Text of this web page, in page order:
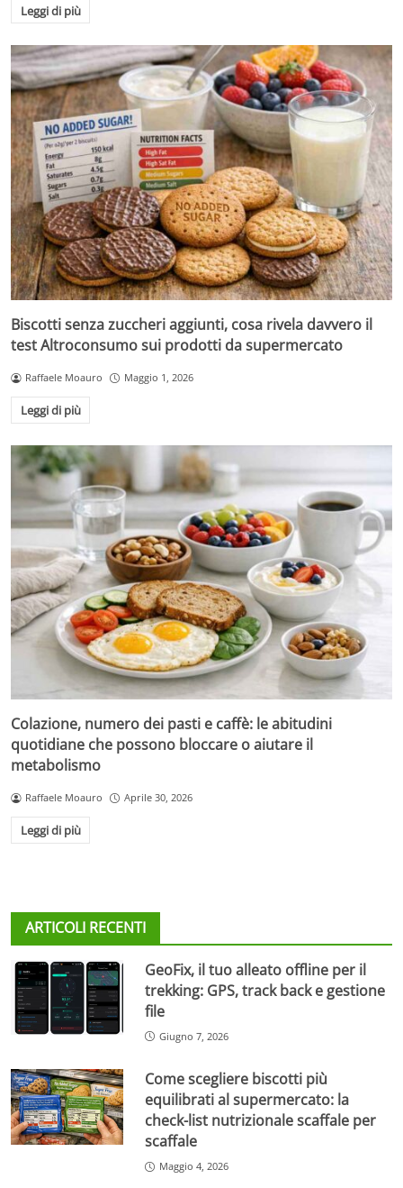
Leggi di più
Biscotti senza zuccheri aggiunti, cosa rivela davvero il
test Altroconsumo sui prodotti da supermercato
Raffaele Moauro Maggio 1, 2026
Leggi di più
Colazione, numero dei pasti e caffè: le abitudini
quotidiane che possono bloccare o aiutare il
metabolismo
Raffaele Moauro Aprile 30, 2026
Leggi di più
ARTICOLI RECENTI
GeoFix, il tuo alleato offline per il
trekking: GPS, track back e gestione
file
Giugno 7, 2026
Come scegliere biscotti più
equilibrati al supermercato: la
check-list nutrizionale scaffale per
scaffale
Maggio 4, 2026